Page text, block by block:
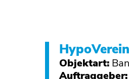
Objektart:
Auftraggeber: